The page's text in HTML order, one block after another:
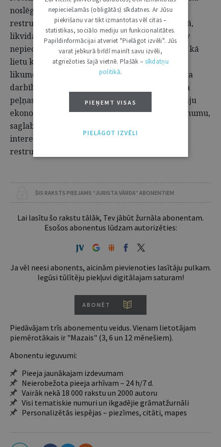
noslēgtu līgumu var būt izšķiroša nozīme
restrukturizācijas panākumos un, mazākā mērā,
likvidācijā (maksātnespējas procesā) – ja pastāv
nepieciešamība pārdot parādnieka uzņēmumu kā
lietu kopība. UNCITRAL Maksātnepējas tiesību
likumdošanas vadlīnijās tiek norādīts, ka līguma
darbības turpināšana ļauj palielināt uzņēmuma
peļņas potenciālu, samazināt būtisko piegādātāju
ekonomisko varu (bargaining power) pār uzņēmumu,
saglabāt uzņēmuma mantu kreditoru kopuma
interesēs, kā arī palīdzēt iesaistīt kreditorus
restrukturizācijā.
ŠIS RAKSTS PIEEJAMS “JURISTA VĀRDA” ABONENTIEM
Lai lasītu šo rakstu tālāk, Tev jābūt žurnāla abonentam.
Esošos abonentus lūdzam autorizēties:
Ja vēl neesi abonents, aicinām pievienoties lasītāju pulkam.
Iegūsi tūlītēju piekļuvi digitālajam saturam!
ABONĒT
Piedāvājam trīs abonementu veidus. Vienam lietotājam
piemērotākais ir "Mazais" (3, 6 un 12 mēnešiem).
Abonentu ieguvumi:
Pieeja jaunākajam izdevumam
Neierobežota pieeja arhīvam – 24 h/7 d.
Vairāk nekā 18 000 rakstu un 2000 autoru
Visi tematiskie numuri un ikgadējie grāmatžurnāli
Personalizētās iespējas – piezīmes, citāti, mapes
nepieciešamās (obligātās) sīkdatnes. Ar Jūsu
piekrišanu var tikt izmantotas vēl citas –
statistikas, sociālo mediju un funkcionalitātes.
Papildinformācijai atveriet "Pielāgot izvēli". Jūs
varat jebkurā brīdī mainīt savu izvēli,
atgriežoties šajā vietnē. Plašāk – sīkdatņu
politikā.
PIEŅEMT VISAS
PIELĀGOT IZVĒLI